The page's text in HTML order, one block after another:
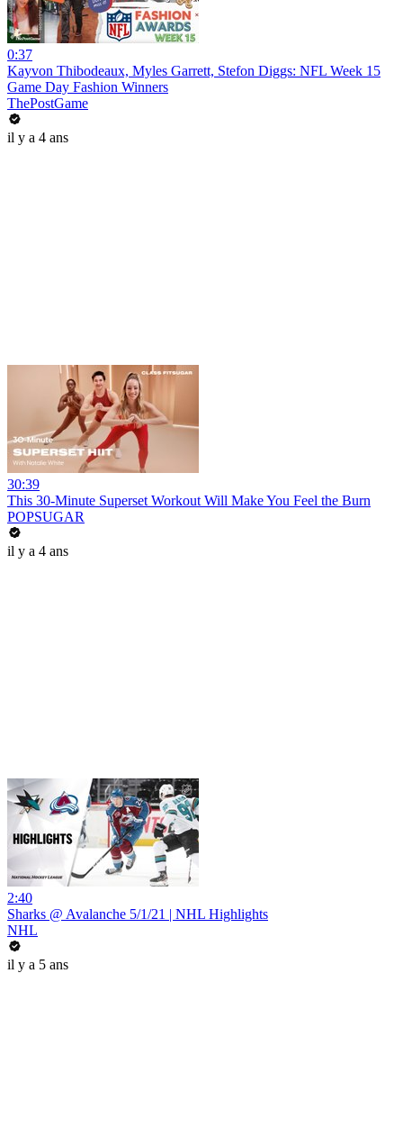
0:37
Kayvon Thibodeaux, Myles Garrett, Stefon Diggs: NFL Week 15
Game Day Fashion Winners
ThePostGame
il y a 4 ans
30:39
This 30-Minute Superset Workout Will Make You Feel the Burn
POPSUGAR
il y a 4 ans
2:40
Sharks @ Avalanche 5/1/21 | NHL Highlights
NHL
il y a 5 ans